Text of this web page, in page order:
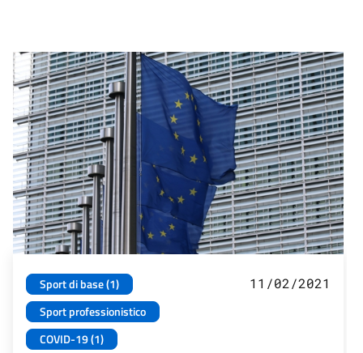
Sport di base (1)
Sport professionistico
COVID-19 (1)
11/02/2021